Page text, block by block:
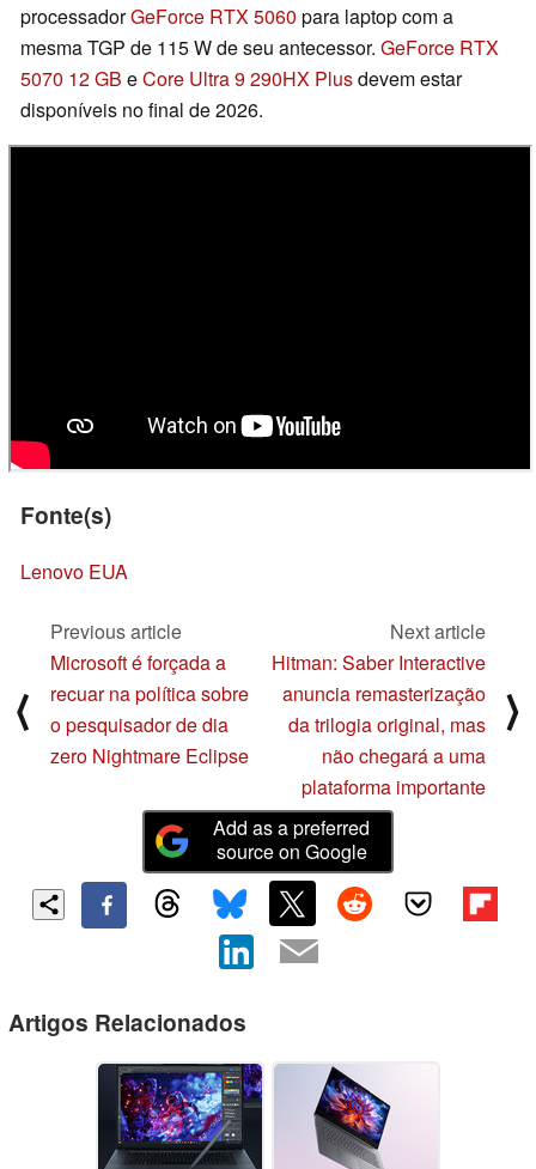
processadorGeForce RTX 5060 para laptop com a
mesma TGP de 115 W de seu antecessor. GeForce RTX
5070 12 GB eCore Ultra 9 290HX Plusdevem estar
disponíveis no final de 2026.
Fonte(s)
Lenovo EUA
⟨
Previous article
Microsoft é forçada a
recuar na política sobre
o pesquisador de dia
zero Nightmare Eclipse
Next article
Hitman: Saber Interactive
anuncia remasterização
da trilogia original, mas
não chegará a uma
plataforma importante
⟩
Add as a preferred
source on Google
Artigos Relacionados